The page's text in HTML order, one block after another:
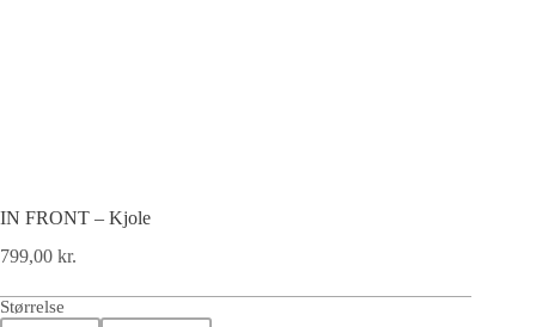
IN FRONT – Kjole
799,00 kr.
Størrelse